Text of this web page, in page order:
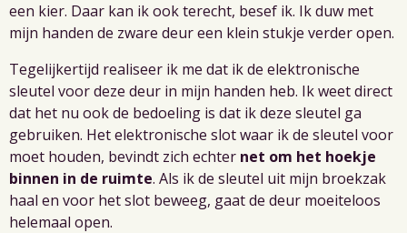
een kier. Daar kan ik ook terecht, besef ik. Ik duw met
mijn handen de zware deur een klein stukje verder open.
Tegelijkertijd realiseer ik me dat ik de elektronische
sleutel voor deze deur in mijn handen heb. Ik weet direct
dat het nu ook de bedoeling is dat ik deze sleutel ga
gebruiken. Het elektronische slot waar ik de sleutel voor
moet houden, bevindt zich echter net om het hoekje
binnen in de ruimte. Als ik de sleutel uit mijn broekzak
haal en voor het slot beweeg, gaat de deur moeiteloos
helemaal open.